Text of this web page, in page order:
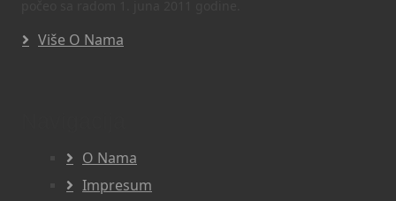
Više O Nama
O Nama
Impresum